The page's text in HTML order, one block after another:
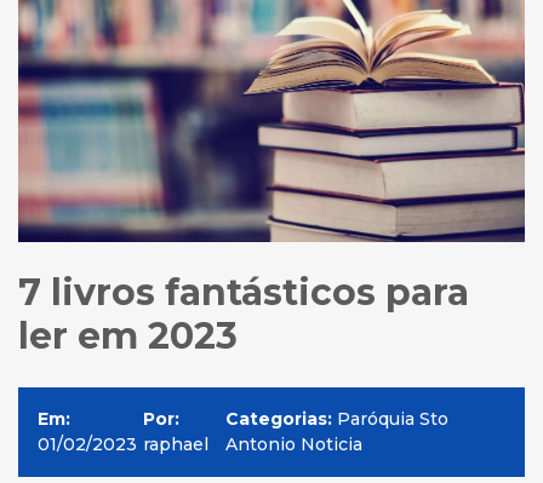
7 livros fantásticos para
ler em 2023
Em:
01/02/2023
Por:
raphael
Categorias: Paróquia Sto
Antonio Noticia